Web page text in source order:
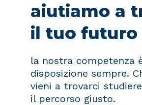
aiutiamo a
il tuo futuro
la nostra competenza
disposizione sempre.
vieni a trovarci
il percorso giusto.